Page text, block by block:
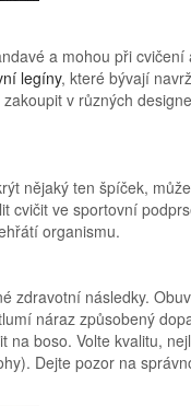
a mohou při cvičení
legíny, které bývají
v různých
nějaký ten špíček,
cvičit ve sportovní
organismu.
zdravotní následky.
náraz způsobený
na boso. Volte kvalitu,
Dejte pozor na